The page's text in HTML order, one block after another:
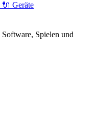
🔌 Geräte
Spielen und